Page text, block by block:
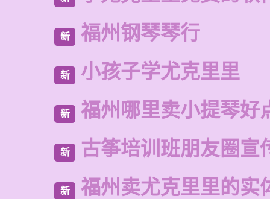
新 福州钢琴琴行
新 小孩子学尤克里里
新 福州哪里卖小提琴好
新 古筝培训班朋友圈宣
新 福州卖尤克里里的实